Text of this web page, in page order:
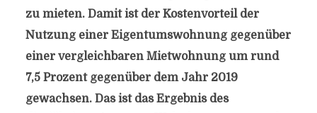
zu mieten. Damit ist der Kostenvorteil der
Nutzung einer Eigentumswohnung gegenüber
einer vergleichbaren Mietwohnung um rund
7,5 Prozent gegenüber dem Jahr 2019
gewachsen. Das ist das Ergebnis des